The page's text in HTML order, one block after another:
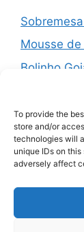
To provide the
store and/or
technologies will
unique IDs on
adversely affect
Mousse
Bolinho
Muffins
A